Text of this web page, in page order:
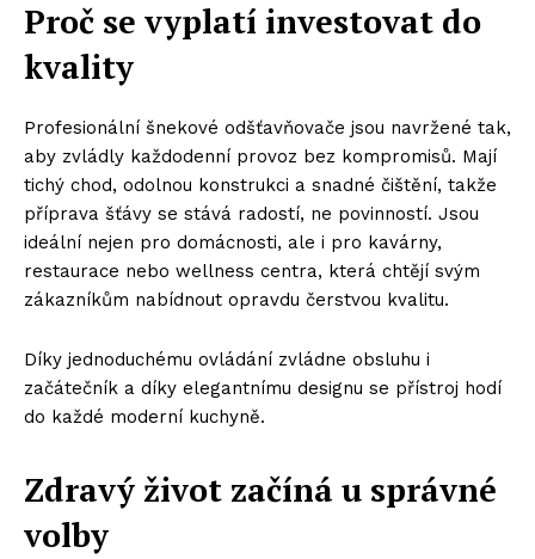
Proč se vyplatí investovat do
kvality
Profesionální šnekové odšťavňovače jsou navržené tak,
aby zvládly každodenní provoz bez kompromisů. Mají
tichý chod, odolnou konstrukci a snadné čištění, takže
příprava šťávy se stává radostí, ne povinností. Jsou
ideální nejen pro domácnosti, ale i pro kavárny,
restaurace nebo wellness centra, která chtějí svým
zákazníkům nabídnout opravdu čerstvou kvalitu.
Díky jednoduchému ovládání zvládne obsluhu i
začátečník a díky elegantnímu designu se přístroj hodí
do každé moderní kuchyně.
Zdravý život začíná u správné
volby